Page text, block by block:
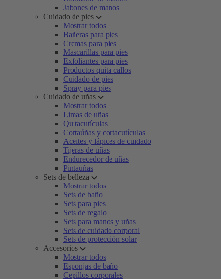
Jabones de manos
Cuidado de pies
Mostrar todos
Bañeras para pies
Cremas para pies
Mascarillas para pies
Exfoliantes para pies
Productos quita callos
Cuidado de pies
Spray para pies
Cuidado de uñas
Mostrar todos
Limas de uñas
Quitacutículas
Cortaúñas y cortacutículas
Aceites y lápices de cuidado
Tijeras de uñas
Endurecedor de uñas
Pintauñas
Sets de belleza
Mostrar todos
Sets de baño
Sets para pies
Sets de regalo
Sets para manos y uñas
Sets de cuidado corporal
Sets de protección solar
Accesorios
Mostrar todos
Esponjas de baño
Cepillos corporales